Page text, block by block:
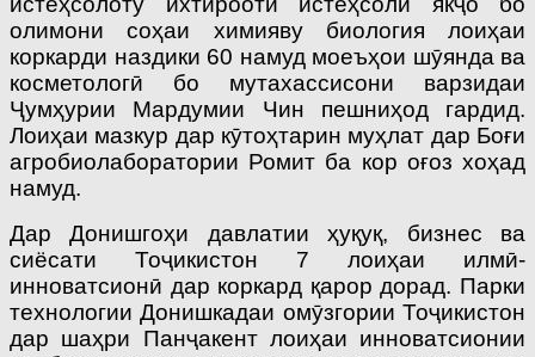
олимони соҳаи химияву биология лоиҳаи
коркарди наздики 60 намуд моеъҳои шӯянда ва
кос­метологӣ бо мутахассисони варзидаи
Ҷумҳурии Мардумии Чин пешниҳод гардид.
Лоиҳаи мазкур дар кӯтоҳтарин муҳлат дар Боғи
агробиолаборатории Ромит ба кор оғоз хоҳад
намуд.
Дар Донишгоҳи давлатии ҳуқуқ, бизнес ва
сиёсати Тоҷикистон 7 лоиҳаи илмӣ-
инноватсионӣ дар коркард қарор дорад. Парки
технологии Донишкадаи омӯзгории Тоҷикистон
дар шаҳри Панҷакент лоиҳаи инноватсионии